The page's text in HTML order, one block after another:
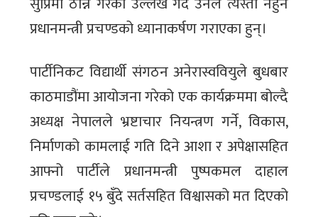
प्रधानमन्त्री प्रचण्डको ध्यानाकर्षण गराएका हुन्।
पार्टीनिकट विद्यार्थी संगठन अनेरास्ववियुले बुधबार
काठमाडौंमा आयोजना गरेको एक कार्यक्रममा बोल्दै
अध्यक्ष नेपालले भ्रष्टाचार नियन्त्रण गर्ने, विकास,
निर्माणको कामलाई गति दिने आशा र अपेक्षासहित
आफ्नो पार्टीले प्रधानमन्त्री पुष्पकमल दाहाल
प्रचण्डलाई १५ बुँदे सर्तसहित विश्वासको मत दिएको